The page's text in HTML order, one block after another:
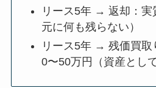
リース5年 → 返却：実
元に何も残らない）
リース5年 → 残価買
0〜50万円（資産とし